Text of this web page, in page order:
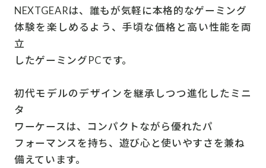
NEXTGEARは、誰もが気軽に本格的なゲーミング
体験を楽しめるよう、手頃な価格と高い性能を両
立
したゲーミングPCです。
初代モデルのデザインを継承しつつ進化したミニ
タ
ワーケースは、コンパクトながら優れたパ
フォーマンスを持ち、遊び心と使いやすさを兼ね
備えています。